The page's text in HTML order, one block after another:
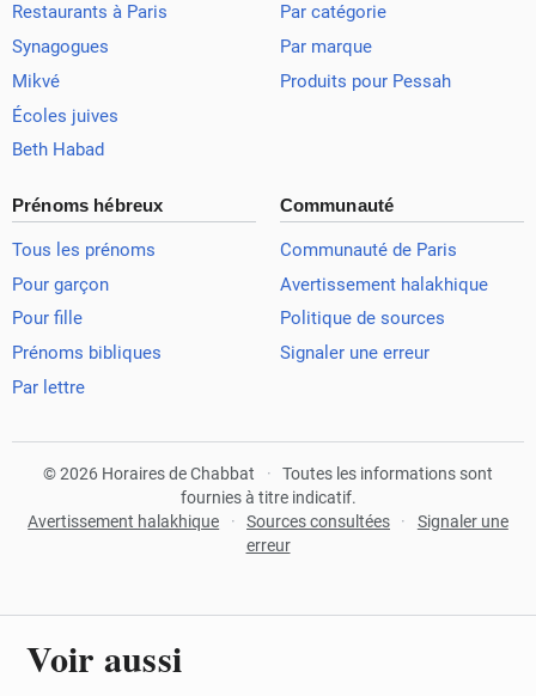
Restaurants à Paris
Synagogues
Mikvé
Écoles juives
Beth Habad
Par catégorie
Par marque
Produits pour Pessah
Prénoms hébreux
Tous les prénoms
Pour garçon
Pour fille
Prénoms bibliques
Par lettre
Communauté
Communauté de Paris
Avertissement halakhique
Politique de sources
Signaler une erreur
© 2026 Horaires de Chabbat ·
Toutes les informations sont
fournies à titre indicatif.
Avertissement halakhique
· Sources consultées ·
Signaler une
erreur
Voir aussi